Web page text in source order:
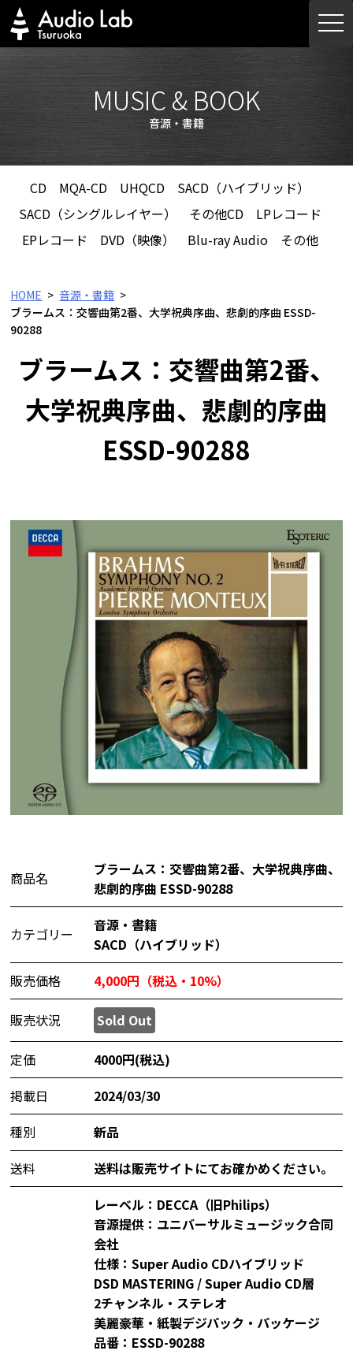
Skip
to
content
MUSIC & BOOK
音源・書籍
CD MQA-CD UHQCD
SACD（ハイブリッド）
SACD（シングルレイヤー）
その他CD
LPレコード
EPレコード
DVD（映像） Blu-ray Audio その他
HOME
音源・書籍
ブラームス：交響曲第2番、大学祝典序曲、悲劇的序曲 ESSD-
90288
ブラームス：交響曲第2番、
大学祝典序曲、悲劇的序曲
ESSD-90288
商品名
ブラームス：交響曲第2番、大学祝典序曲、
悲劇的序曲 ESSD-90288
カテゴリー
音源・書籍
SACD（ハイブリッド）
販売価格
4,000円（税込・10%）
販売状況 Sold Out
定価
4000円(税込)
掲載日
2024/03/30
種別
新品
送料
送料は販売サイトにてお確かめください。
レーベル：DECCA（旧Philips）
音源提供：ユニバーサルミュージック合同
会社
仕様：Super Audio CDハイブリッド
DSD MASTERING / Super Audio CD層
2チャンネル・ステレオ
美麗豪華・紙製デジパック・パッケージ
品番：ESSD-90288